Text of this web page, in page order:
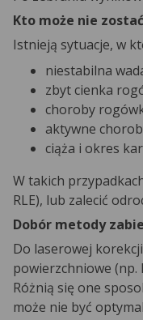
Kto może nie
Istnieją sytuacje, w
niestabilna
zbyt cienka
choroby
aktywne
ciąża i okres
W takich
RLE), lub zalecić
Dobór metody
Do laserowej
powierzchniowe (np.
Różnią się one
może nie być